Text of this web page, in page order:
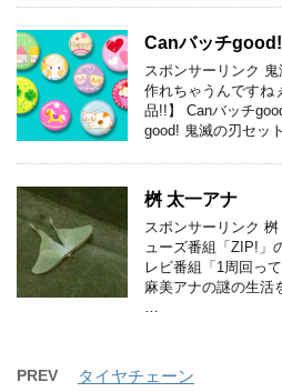
Canバッチ
スポンサーリンク
作れちゃうんです
品!!】 Canバッチ
good! 鬼滅の刃セッ
桝 太一アナ
スポンサーリンク
ューズ番組「ZIP!」
レビ番組「1周回っ
麻美アナの謎の生活
PREV タイヤチェーン